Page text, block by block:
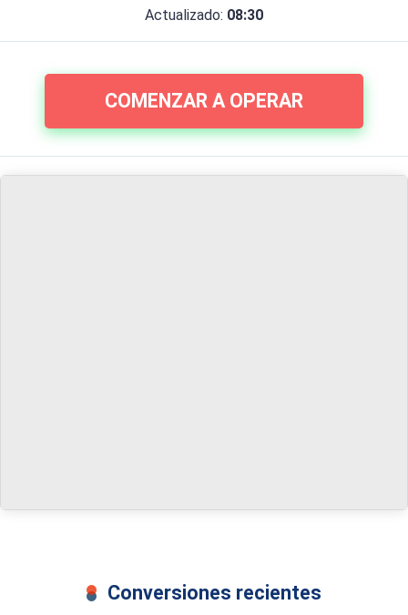
Actualizado: 08:30
COMENZAR A OPERAR
Conversiones recientes